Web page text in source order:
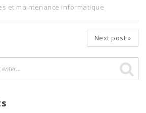
et maintenance informatique
Next post »